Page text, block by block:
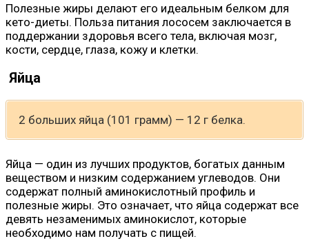
Полезные жиры делают его идеальным белком для
кето-диеты. Польза питания лососем заключается в
поддержании здоровья всего тела, включая мозг,
кости, сердце, глаза, кожу и клетки.
Яйца
2 больших яйца (101 грамм) — 12 г белка.
Яйца — один из лучших продуктов, богатых данным
веществом и низким содержанием углеводов. Они
содержат полный аминокислотный профиль и
полезные жиры. Это означает, что яйца содержат все
девять незаменимых аминокислот, которые
необходимо нам получать с пищей.